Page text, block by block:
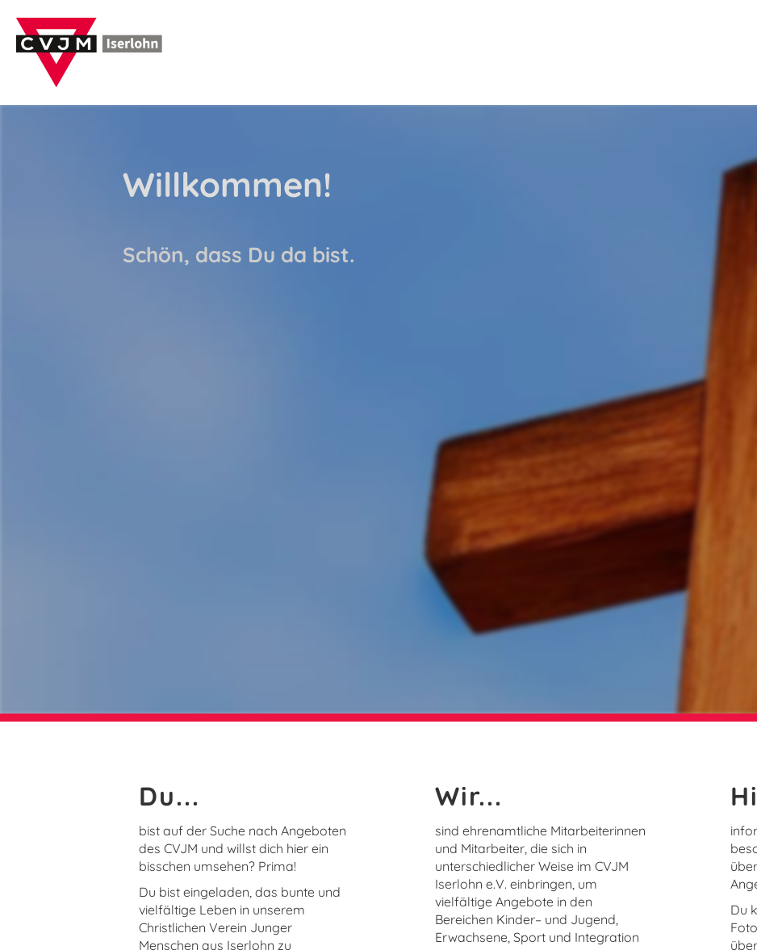
Willkommen!
Schön, dass Du da bist.
Du...
bist auf der Suche nach Angeboten
des CVJM und willst dich hier ein
bisschen umsehen? Prima!
Du bist eingeladen, das bunte und
vielfältige Leben in unserem
Christlichen Verein Junger
Menschen aus Iserlohn zu
Wir...
sind ehrenamtliche Mitarbeiterinnen
und Mitarbeiter, die sich in
unterschiedlicher Weise im CVJM
Iserlohn e.V. einbringen, um
vielfältige Angebote in den
Bereichen Kinder– und Jugend,
Erwachsene, Sport und Integration
Du